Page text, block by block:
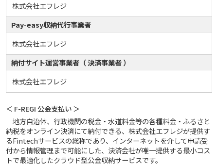
株式会社エフレジ
Pay-easy収納代行事業者
株式会社エフレジ
納付サイト運営事業者（ 決済事業者 ）
株式会社エフレジ
＜ F-REGI 公金支払い ＞
地方自治体、行政機関の税金・水道料金等の各種料金・ふるさと
納税をオンライン決済にて納付できる、株式会社エフレジが提供す
るFintechサービスの総称であり、インターネットを介して申請受
付から情報管理まで可能にした、決済会社が唯一提供する最小コス
トで最適化したクラウド型公金収納サービスです。